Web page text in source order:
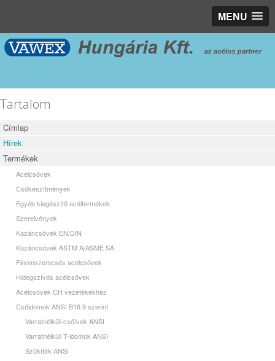
MENU
Tartalom
Címlap
Hírek
Termékek
Acélcsövek
Csőkészítmények
Egyéb kiegészítő acéltermékek
Szerelvények
Kazáncsövek EN/DIN
Kazáncsövek ASTM A/ASME SA
Finomszemcsés acélcsövek
Hidegszívós acélcsövek
Acélcsövek CH vezetékekhez
Csőidomok ANSI B16.9 szerint
Varratnélküli csőívek ANSI
Varratnélküli T-idomok ANSI
Szűkítők ANSI